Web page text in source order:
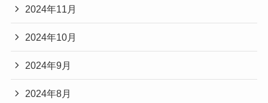
2024年11月
2024年10月
2024年9月
2024年8月